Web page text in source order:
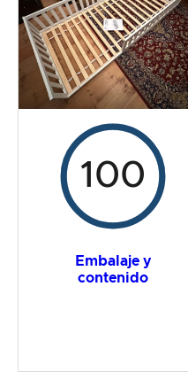
Resultado global
100
Embalaje y
contenido